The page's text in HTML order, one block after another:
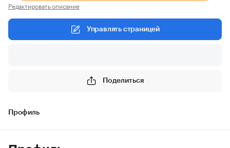
Редактировать описание
Управлять страницей
Поделиться
Профиль